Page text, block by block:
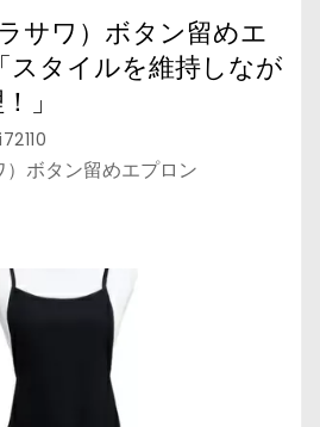
サワ）ボタン留めエ
スタイルを維持しなが
」
ボタン留めエプロン